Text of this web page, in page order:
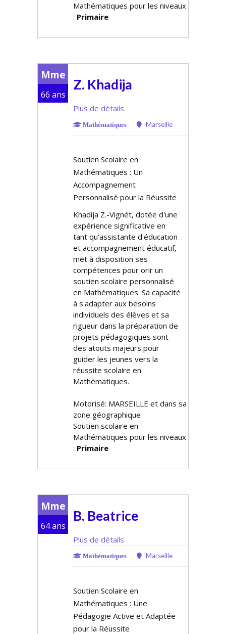
Mathématiques pour les niveaux
: Primaire
Mme
66 ans
Z. Khadija
Plus de détails
Mathématiques Marseille
Soutien Scolaire en
Mathématiques : Un
Accompagnement
Personnalisé pour la Réussite
Khadija Z.-Vignét, dotée d'une
expérience significative en
tant qu'assistante d'éducation
et accompagnement éducatif,
met à disposition ses
compétences pour offrir un
soutien scolaire personnalisé
en Mathématiques. Sa capacité
à s'adapter aux besoins
individuels des élèves et sa
rigueur dans la préparation de
projets pédagogiques sont
des atouts majeurs pour
guider les jeunes vers la
réussite scolaire en
Mathématiques.
Motorisé: MARSEILLE et dans sa
zone géographique
Soutien scolaire en
Mathématiques pour les niveaux
: Primaire
Mme
64 ans
B. Beatrice
Plus de détails
Mathématiques Marseille
Soutien Scolaire en
Mathématiques : Une
Pédagogie Active et Adaptée
pour la Réussite